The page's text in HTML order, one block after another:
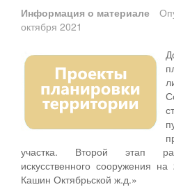
Информация о материале
октября 2021
участка. Второй этап
искусственного сооружения
Кашин Октябрьской ж.д.»